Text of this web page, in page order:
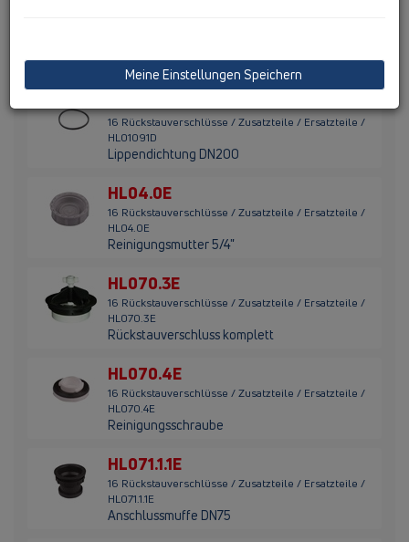
Lippendichtung DN160
16 Rückstauverschlüsse / Zusatzteile / Ersatzteile /
HL01091D
Lippendichtung DN200
HL04.0E
16 Rückstauverschlüsse / Zusatzteile / Ersatzteile /
HL04.0E
Reinigungsmutter 5/4"
HL070.3E
16 Rückstauverschlüsse / Zusatzteile / Ersatzteile /
HL070.3E
Rückstauverschluss komplett
HL070.4E
16 Rückstauverschlüsse / Zusatzteile / Ersatzteile /
HL070.4E
Reinigungsschraube
HL071.1.1E
16 Rückstauverschlüsse / Zusatzteile / Ersatzteile /
HL071.1.1E
Anschlussmuffe DN75
Meine Einstellungen Speichern